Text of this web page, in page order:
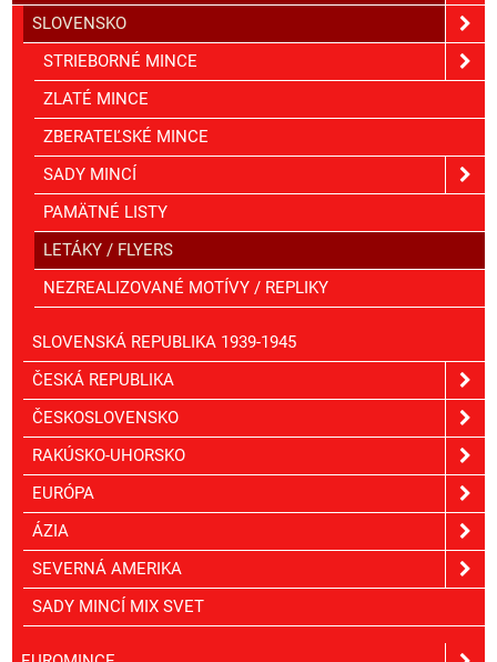
SLOVENSKO
STRIEBORNÉ MINCE
ZLATÉ MINCE
ZBERATEĽSKÉ MINCE
SADY MINCÍ
PAMÄTNÉ LISTY
LETÁKY / FLYERS
NEZREALIZOVANÉ MOTÍVY / REPLIKY
SLOVENSKÁ REPUBLIKA 1939-1945
ČESKÁ REPUBLIKA
ČESKOSLOVENSKO
RAKÚSKO-UHORSKO
EURÓPA
ÁZIA
SEVERNÁ AMERIKA
SADY MINCÍ MIX SVET